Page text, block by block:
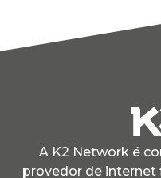
A K2 Network é
provedor de internet